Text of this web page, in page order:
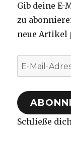
Gib deine E-
zu
neue Artikel
E-
Mail-
Adresse
Schließe